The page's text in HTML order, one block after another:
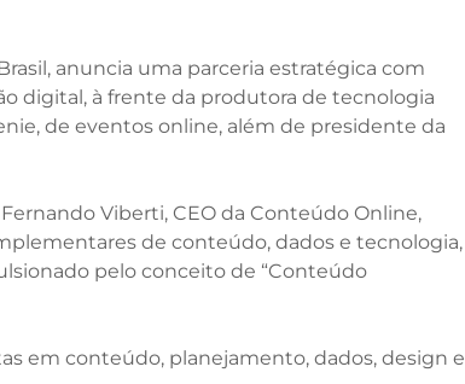
anuncia uma parceria estratégica com
digital, à frente da produtora de tecnologia
de eventos online, além de presidente da
Viberti, CEO da Conteúdo Online,
de conteúdo, dados e tecnologia,
pelo conceito de “Conteúdo
em conteúdo, planejamento, dados, design e